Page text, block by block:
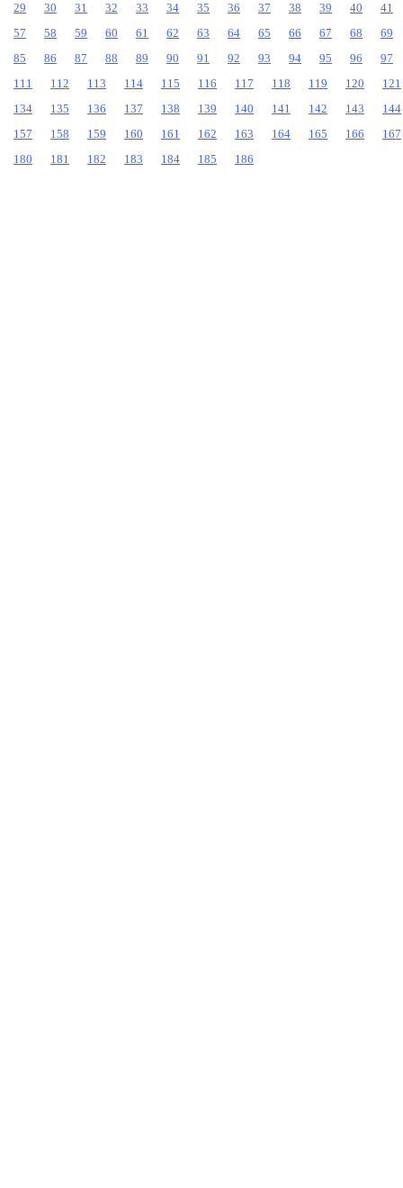
29
30 31 32 33 34 35 36 37 38 39 40
41
57
58 59 60 61 62 63 64 65 66 67 68
69
85
86 87 88 89 90 91 92 93 94 95 96
97
111
112 113 114 115 116 117 118 119 120
121
134
135 136 137 138 139 140 141 142 143
144
157
158 159 160 161 162 163 164 165 166
167
180
181 182 183 184 185 186